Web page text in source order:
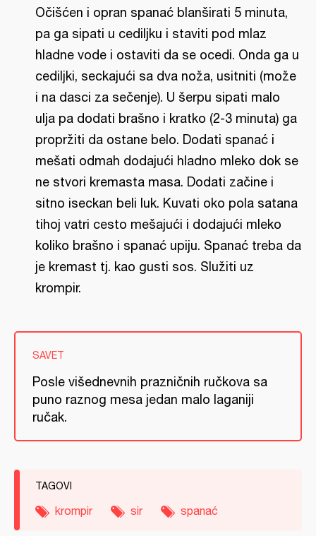
Očišćen i opran spanać blanširati 5 minuta,
pa ga sipati u cediljku i staviti pod mlaz
hladne vode i ostaviti da se ocedi. Onda ga u
cediljki, seckajući sa dva noža, usitniti (može
i na dasci za sečenje). U šerpu sipati malo
ulja pa dodati brašno i kratko (2-3 minuta) ga
propržiti da ostane belo. Dodati spanać i
mešati odmah dodajući hladno mleko dok se
ne stvori kremasta masa. Dodati začine i
sitno iseckan beli luk. Kuvati oko pola satana
tihoj vatri cesto mešajući i dodajući mleko
koliko brašno i spanać upiju. Spanać treba da
je kremast tj. kao gusti sos. Služiti uz
krompir.
SAVET
Posle višednevnih prazničnih ručkova sa
puno raznog mesa jedan malo laganiji
ručak.
TAGOVI
krompir sir spanać